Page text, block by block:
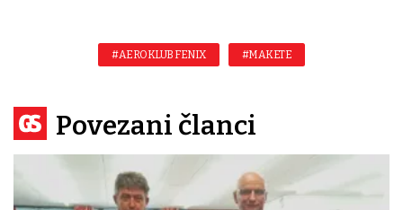
#AEROKLUB FENIX #MAKETE
Povezani članci